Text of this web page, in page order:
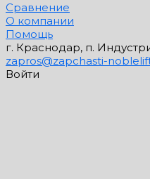
Сравнение
О компании
Помощь
г. Краснодар, п.
zapros@zapchasti-
Войти